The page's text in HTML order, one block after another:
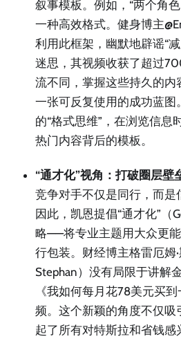
叙事模板。例如，“两个角
一种高效格式。健身博主
利用此框架，幽默地辟谣“
迷思，其视频收获了超过
流不同，掌握这些持久的内
一张可反复使用的成功蓝图
的“格式思维”，在浏览信息
热门内容背后的模板。
“通才化”视角：打破圈层壁
竞争对手不仅是同行，而是
因此，凯恩提倡“通才化”（
略——将专业主题用大众更
行包装。财经博主格雷厄姆
Stephan）没有局限于讲解
《我如何每月花78美元买
频。这个新颖的角度不仅吸
起了所有对特斯拉和省钱